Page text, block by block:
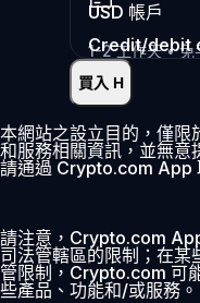
USD 帳戶
1-2 工作天 • 免
存入
Credit/debit
即時•
首 30 日 0% 費
買入 H
本網站之設立目的，僅
和服務相關資訊，並無意
請通過 Crypto.com App
請注意，Crypto.com
司法管轄區的限制；在某
管限制，Crypto.com 可
些產品、功能和/或服務。